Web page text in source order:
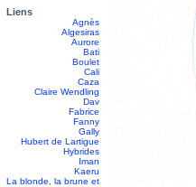
Liens
Agnès
Algesiras
Aurore
Bati
Boulet
Cali
Caza
Claire Wendling
Dav
Fabrice
Fanny
Gally
Hubert de Lartigue
Hybrides
Iman
Kaeru
La blonde, la brune et